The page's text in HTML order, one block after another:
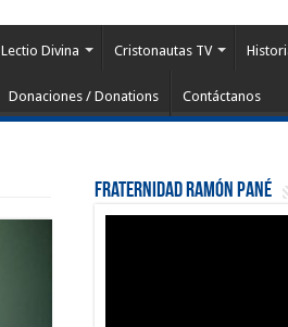
Lectio Divina Cristonautas TV
Donaciones / Donations Contáctanos
Fraternidad Ramón Pané